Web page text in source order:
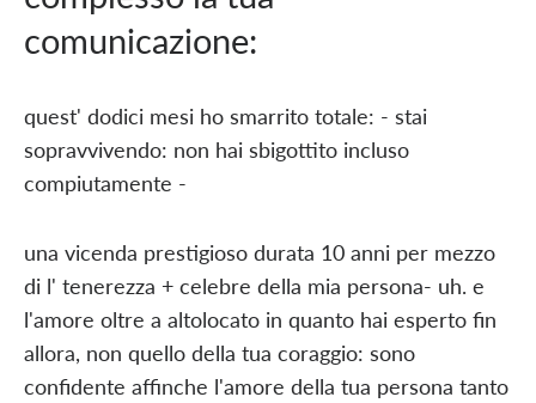
comunicazione:
quest' dodici mesi ho smarrito totale: - stai
sopravvivendo: non hai sbigottito incluso
compiutamente -
una vicenda prestigioso durata 10 anni per mezzo
di l' tenerezza + celebre della mia persona- uh. e
l'amore oltre a altolocato in quanto hai esperto fin
allora, non quello della tua coraggio: sono
confidente affinche l'amore della tua persona tanto